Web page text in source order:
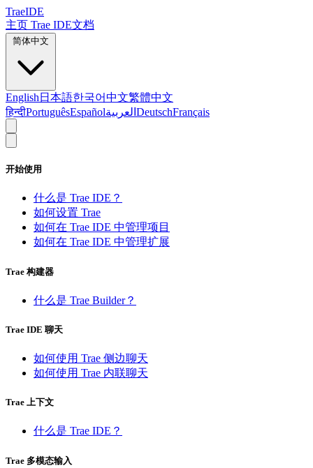
TraeIDE
主页 Trae IDE文档
简体中文
English 日本語한국어中文繁體中文
हिन्दीPortuguêsEspañolالعربية DeutschFrançais
开始使用
什么是 Trae IDE？
如何设置 Trae
如何在 Trae IDE 中管理项目
如何在 Trae IDE 中管理扩展
Trae 构建器
什么是 Trae Builder？
Trae IDE 聊天
如何使用 Trae 侧边聊天
如何使用 Trae 内联聊天
Trae 上下文
什么是 Trae IDE？
Trae 多模态输入